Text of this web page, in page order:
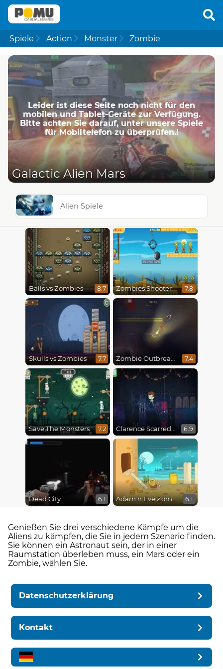
Spiele Action Monster Zombie
Leider ist diese Seite noch nicht für den
mobilen und Tablet-Geräte zur Verfügung.
Bitte achten Sie darauf, unter unsere Spiele
für Mobiltelefon zu überprüfen.!
Galactic Alien Mars
Alien Spiele
Balls vs Zombies 8.7 Zombies Shooter 7.8
Skulls vs Zombies 7.7 Zombie Outbreak Arena 7.4
Save The Monsters 7.2 Clarence Scarred Silly 6.9
Dead City 6.1 Adam n Eve Zombies 6.1
Genießen Sie drei verschiedene Kämpfe um die
Aliens zu kämpfen, die Sie in jedem Szenario finden.
Sie können ein Astronaut sein, der in einer
Raumstation überleben muss, ein Mars oder ein
Zombie, wählen Sie.
Datenschutzerklärung
Kontakt